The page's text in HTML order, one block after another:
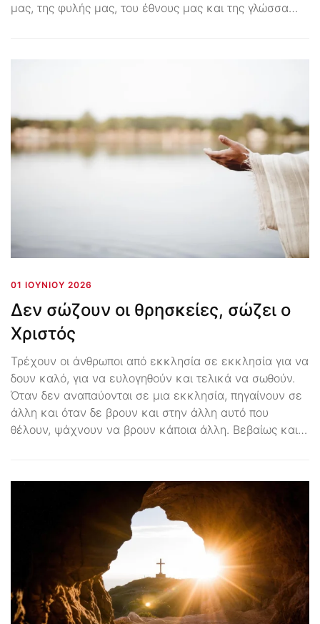
μας, της φυλής μας, του έθνους μας και της γλώσσα…
01 ΙΟΥΝΊΟΥ 2026
Δεν σώζουν οι θρησκείες, σώζει ο
Χριστός
Τρέχουν οι άνθρωποι από εκκλησία σε εκκλησία για να
δουν καλό, για να ευλογηθούν και τελικά να σωθούν.
Όταν δεν αναπαύονται σε μια εκκλησία, πηγαίνουν σε
άλλη και όταν δε βρουν και στην άλλη αυτό που
θέλουν, ψάχνουν να βρουν κάποια άλλη. Βεβαίως και…